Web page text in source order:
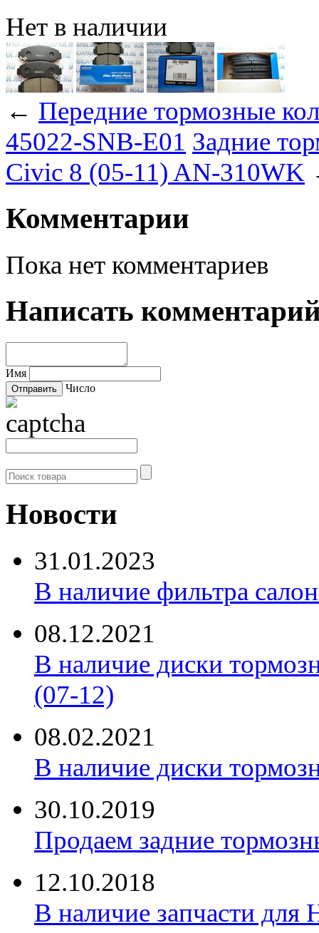
Нет в наличии
← Передние тормозные
45022-SNB-E01 Задние
Civic 8 (05-11) AN-310WK
Комментарии
Пока нет комментариев
Написать
Имя
Число
Новости
31.01.2023
В наличие фильтра
08.12.2021
В наличие диски
(07-12)
08.02.2021
В наличие диски
30.10.2019
Продаем задние
12.10.2018
В наличие запчасти для